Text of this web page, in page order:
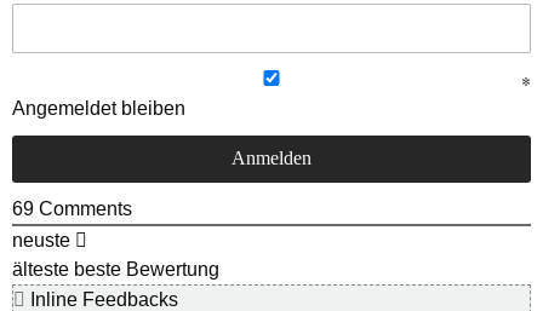
Angemeldet bleiben
69 Comments
neuste
älteste beste Bewertung
Inline Feedbacks